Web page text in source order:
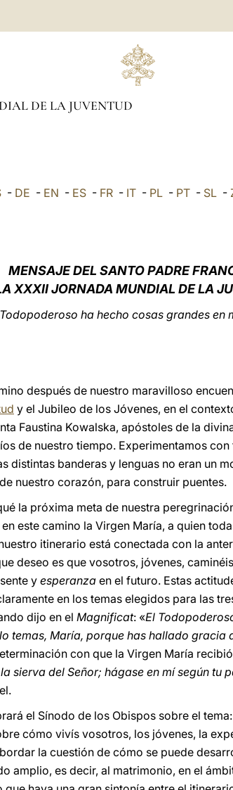
DE LA JUVENTUD
- DE - EN - ES- FR- IT- PL- PT- SL-
MENSAJE DEL SANTO PADRE
XXXII JORNADA MUNDIAL DE LA
ha hecho cosas grandes en
después de nuestro maravilloso
y el Jubileo de los Jóvenes, en el
Faustina Kowalska, apóstoles de la
de nuestro tiempo. Experimentamos
distintas banderas y lenguas no eran un
nuestro corazón, para construir puentes.
la próxima meta de nuestra
este camino la Virgen María, a quien
itinerario está conectada con la
deseo es que vosotros, jóvenes,
yesperanza en el futuro. Estas
en los temas elegidos para las
dijo en el Magnificat: «El
temas, María, porque has hallado gracia
con que la Virgen María
sierva del Señor; hágase en mí según tu
el Sínodo de los Obispos sobre el tema:
cómo vivís vosotros, los jóvenes, la
la cuestión de cómo se puede
amplio, es decir, al matrimonio, en el